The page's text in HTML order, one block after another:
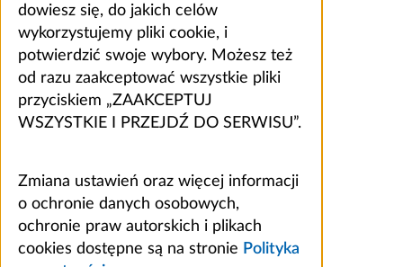
dowiesz się, do jakich celów
wykorzystujemy pliki cookie, i
potwierdzić swoje wybory. Możesz też
od razu zaakceptować wszystkie pliki
przyciskiem „ZAAKCEPTUJ
WSZYSTKIE I PRZEJDŹ DO SERWISU”.
Zmiana ustawień oraz więcej informacji
o ochronie danych osobowych,
ochronie praw autorskich i plikach
cookies dostępne są na stronie Polityka